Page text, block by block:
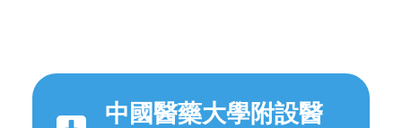
中國醫藥大學附設醫